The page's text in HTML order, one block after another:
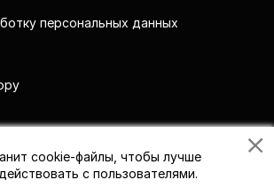
персональных данных
cookie-файлы, чтобы лучше
с пользователями.